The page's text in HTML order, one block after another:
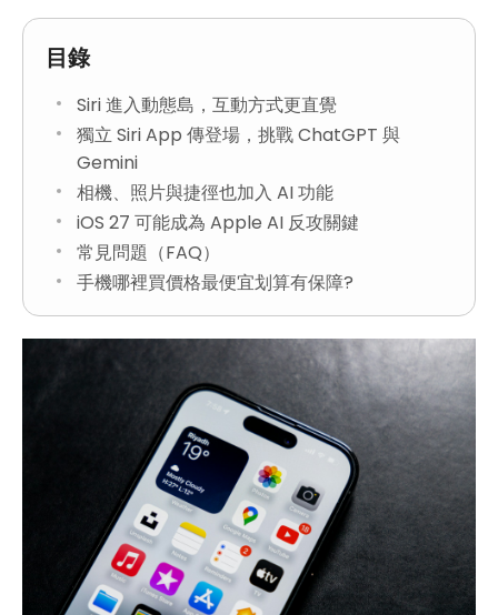
目錄
Siri 進入動態島，互動方式更直覺
獨立 Siri App 傳登場，挑戰 ChatGPT 與
Gemini
相機、照片與捷徑也加入 AI 功能
iOS 27 可能成為 Apple AI 反攻關鍵
常見問題（FAQ）
手機哪裡買價格最便宜划算有保障?